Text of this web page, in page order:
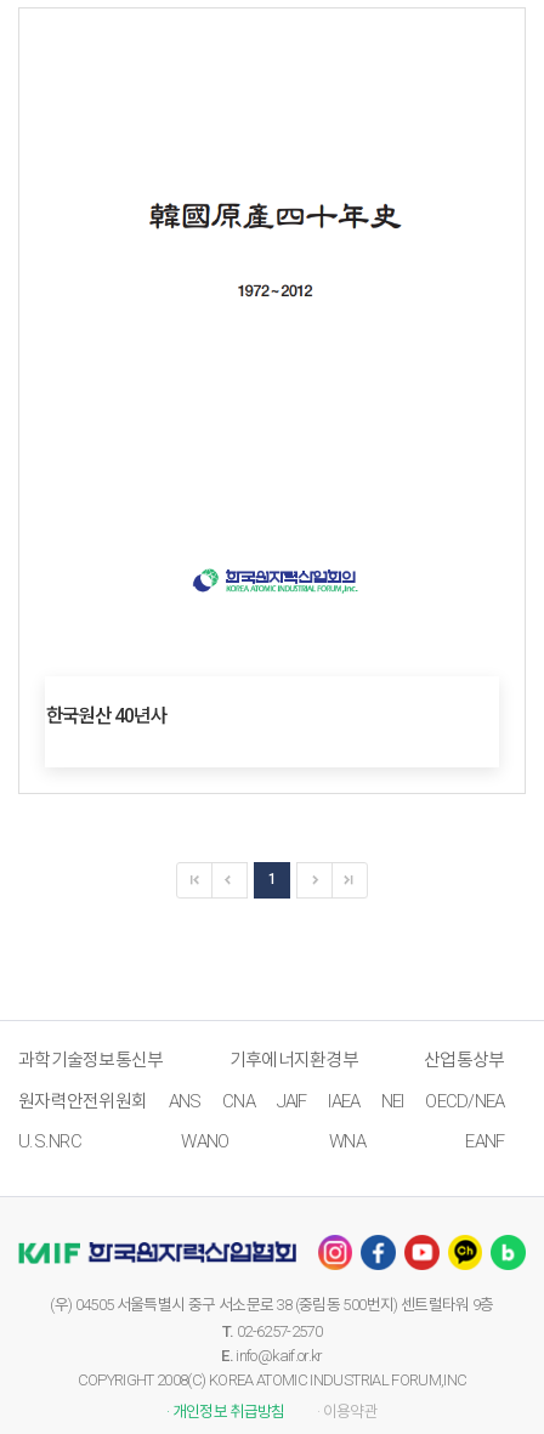
한국원산 40년사
1
과학기술정보통신부 기후에너지환경부
산업통상부
원자력안전위원회
ANS CNA JAIF IAEA NEI
OECD/NEA
U.S.NRC
WANO WNA EANF
(우) 04505 서울특별시 중구 서소문로 38 (중림동 500번지) 센트럴타워 9층
T. 02-6257-2570
E. info@kaif.or.kr
COPYRIGHT 2008(C) KOREA ATOMIC INDUSTRIAL FORUM,INC
· 개인정보 취급방침
· 이용약관